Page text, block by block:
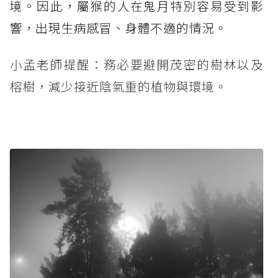
境。因此，屬猴的人在鬼月特別容易受到影
響，出現生病感冒、身體不適的情況。
小孟老師提醒：務必要避開茂密的樹林以及
榕樹，減少接近陰氣重的植物與環境。